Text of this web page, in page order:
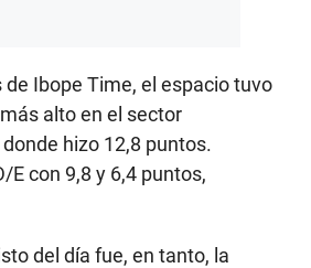
de Ibope Time, el espacio tuvo
alto en el sector
hizo 12,8 puntos.
E con 9,8 y 6,4 puntos,
del día fue, en tanto, la